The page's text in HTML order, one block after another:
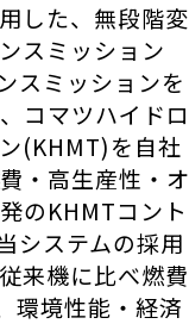
した、無段階変
スミッション
スミッションを
コマツハイドロ
(KHMT)を自社
・高生産性・オ
のKHMTコント
システムの採用
来機に比べ燃費
環境性能・経済